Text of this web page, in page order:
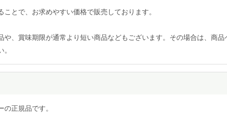
とで、お求めやすい価格で販売しております。
、賞味期限が通常より短い商品などもございます。その場合は、商品
正規品です。